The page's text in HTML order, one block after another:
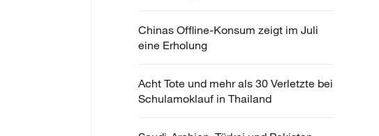
Chinas Offline-Konsum zeigt im Juli
eine Erholung
Acht Tote und mehr als 30 Verletzte bei
Schulamoklauf in Thailand